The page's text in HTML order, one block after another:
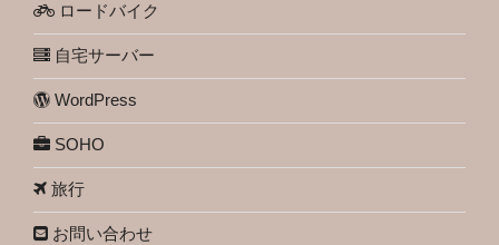
ロードバイク
自宅サーバー
WordPress
SOHO
旅行
お問い合わせ